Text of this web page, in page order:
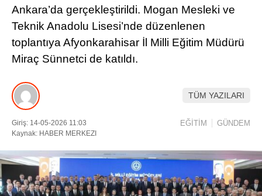
WhatsApp İhbar Hattı
Facebook
Instagram
Youtube
İLÇE
DIĞER
ÇEVRE
RESMI İLANLAR
E-GAZETE
CANLI YAYIN
Ankara’da gerçekleştirildi. Mogan Mesleki ve
Teknik Anadolu Lisesi’nde düzenlenen
toplantıya Afyonkarahisar İl Milli Eğitim Müdürü
Miraç Sünnetci de katıldı.
TÜM YAZILARI
Giriş: 14-05-2026 11:03
Kaynak: HABER MERKEZI
EĞİTİM GÜNDEM